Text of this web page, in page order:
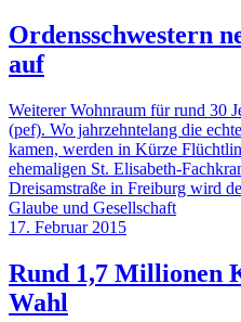
Ordensschwestern
auf
Weiterer Wohnraum für rund 30
(pef). Wo jahrzehntelang die
kamen, werden in Kürze
ehemaligen St. Elisabeth-
Dreisamstraße in Freiburg wird
Glaube und Gesellschaft
17. Februar 2015
Rund 1,7 Millionen
Wahl